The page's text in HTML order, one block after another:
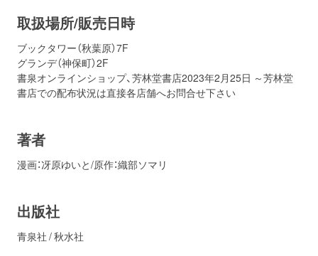
取扱場所/販売日時
ブックタワー（秋葉原）7F
グランデ（神保町）2F
書泉オンラインショップ、芳林堂書店2023年2月25日 ～芳林堂
書店での配布状況は直接各店舗へお問合せ下さい
著者
漫画：冴原ゆいと/原作：織部ソマリ
出版社
青泉社 / 秋水社